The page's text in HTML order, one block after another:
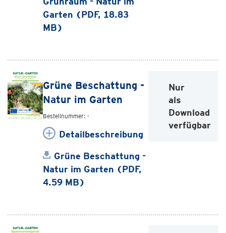
Garten (PDF, 18.83
MB)
Grüne Beschattung -
Natur im Garten
Bestellnummer: -
Detailbeschreibung
Grüne Beschattung -
Natur im Garten (PDF,
4.59 MB)
Nur
als
Download
verfügbar